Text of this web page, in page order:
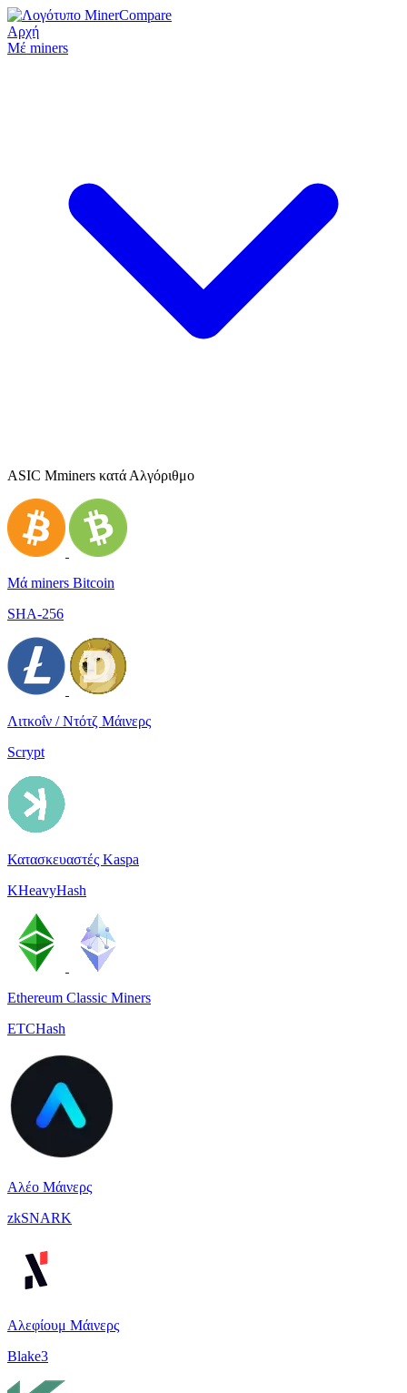
Αρχή
Μέ miners
ASIC Μminers κατά Αλγόριθμο
Μά miners Bitcoin
SHA-256
Λιτκοΐν / Ντότζ Μάινερς
Scrypt
Κατασκευαστές Kaspa
KHeavyHash
Ethereum Classic Miners
ETCHash
Αλέο Μάινερς
zkSNARK
Αλεφίουμ Μάινερς
Blake3